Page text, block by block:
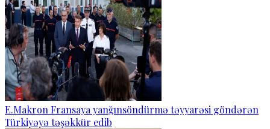
E.Makron Fransaya yanğınsöndürmə təyyarəsi göndərən
Türkiyəyə təşəkkür edib